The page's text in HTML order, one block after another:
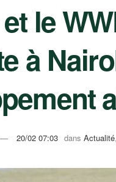
le
à
20/02 07:03 dans Actualité,